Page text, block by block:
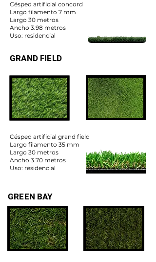
Césped artificial concord
Largo filamento 7 mm
Largo 30 metros
Ancho 3.98 metros
Uso: residencial
GRAND FIELD
Césped artificial grand field
Largo filamento 35 mm
Largo 30 metros
Ancho 3.70 metros
Uso: residencial
GREEN BAY